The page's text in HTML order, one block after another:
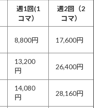
週1回(1
コマ）
週2回（2
コマ）
8,800円 17,600円
13,200
円
26,400円
14,080
円
28,160円